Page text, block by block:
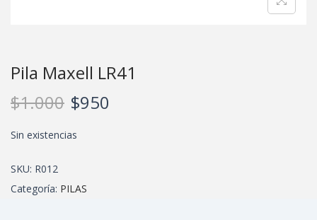
Pila Maxell LR41
$1.000 $950
Sin existencias
SKU: R012
Categoría: PILAS